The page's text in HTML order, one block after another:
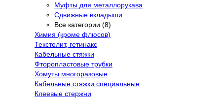
Муфты для металлорукава
Сдвижные вкладыши
Все категории (8)
Химия (кроме флюсов)
Текстолит, гетинакс
Кабельные стяжки
Фторопластовые трубки
Хомуты многоразовые
Кабельные стяжки специальные
Клеевые стержни